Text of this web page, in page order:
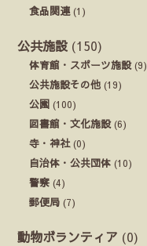
食品関連 (1)
公共施設 (150)
体育館・スポーツ施設(9)
公共施設その他 (19)
公園 (100)
図書館・文化施設(6)
寺・神社(0)
自治体・公共団体 (10)
警察 (4)
郵便局 (7)
動物ボランティア (0)